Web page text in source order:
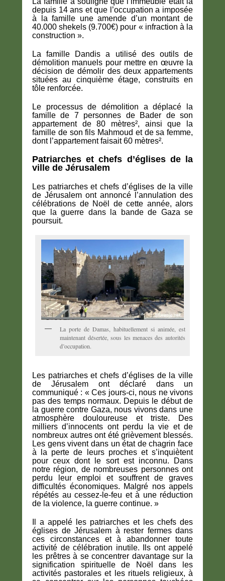
depuis 14 ans et que l’occupation a imposée
à la famille une amende d’un montant de
40.000 shekels (9.700€) pour « infraction à la
construction ».
La famille Dandis a utilisé des outils de
démolition manuels pour mettre en œuvre la
décision de démolir des deux appartements
situées au cinquième étage, construits en
tôle renforcée.
Le processus de démolition a déplacé la
famille de 7 personnes de Bader de son
appartement de 80 mètres², ainsi que la
famille de son fils Mahmoud et de sa femme,
dont l’appartement faisait 60 mètres².
Patriarches et chefs d’églises de la
ville de Jérusalem
Les patriarches et chefs d’églises de la ville
de Jérusalem ont annoncé l’annulation des
célébrations de Noël de cette année, alors
que la guerre dans la bande de Gaza se
poursuit.
La porte de Damas, habituellement si animée, est
maintenant désertée, sous les menaces des autorités
d’occupation.
Les patriarches et chefs d’églises de la ville
de Jérusalem ont déclaré dans un
communiqué : « Ces jours-ci, nous ne vivons
pas des temps normaux. Depuis le début de
la guerre contre Gaza, nous vivons dans une
atmosphère douloureuse et triste. Des
milliers d’innocents ont perdu la vie et de
nombreux autres ont été grièvement blessés.
Les gens vivent dans un état de chagrin face
à la perte de leurs proches et s’inquiètent
pour ceux dont le sort est inconnu. Dans
notre région, de nombreuses personnes ont
perdu leur emploi et souffrent de graves
difficultés économiques. Malgré nos appels
répétés au cessez-le-feu et à une réduction
de la violence, la guerre continue. »
Il a appelé les patriarches et les chefs des
églises de Jérusalem à rester fermes dans
ces circonstances et à abandonner toute
activité de célébration inutile. Ils ont appelé
les prêtres à se concentrer davantage sur la
signification spirituelle de Noël dans les
activités pastorales et les rituels religieux, à